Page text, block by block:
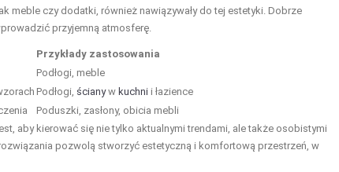
meble czy dodatki, również nawiązywały do tej estetyki. Dobrze
przyjemną atmosferę.
Przykłady zastosowania
Podłogi, meble
Podłogi, ścianyw kuchni i łazience
Poduszki, zasłony, obicia mebli
aby kierować się nie tylko aktualnymi trendami, ale także osobistymi
pozwolą stworzyć estetyczną i komfortową przestrzeń, w